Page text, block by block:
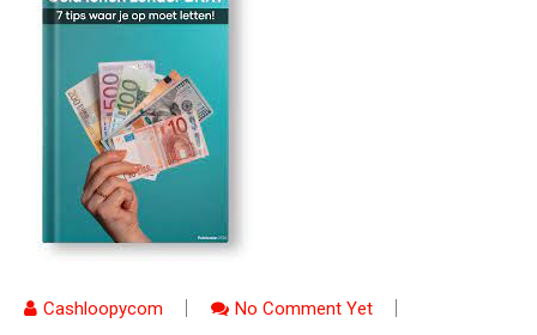
Cashloopycom
No Comment Yet